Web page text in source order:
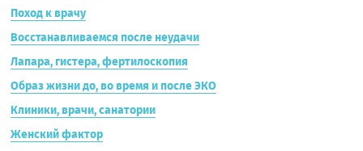
Поход к врачу
Восстанавливаемся после неудачи
Лапара, гистера, фертилоскопия
Образ жизни до, во время и после ЭКО
Клиники, врачи, санатории
Женский фактор